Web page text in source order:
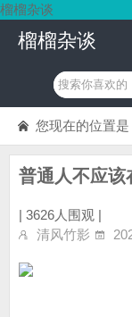
榴榴杂谈
榴榴杂谈
您现在的位置是
普通人不应该
| 3626人围观 |
清风竹影